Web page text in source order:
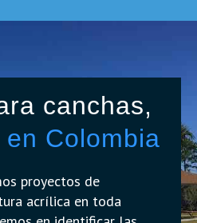
canchas,
Colombia
proyectos de
acrílica en toda